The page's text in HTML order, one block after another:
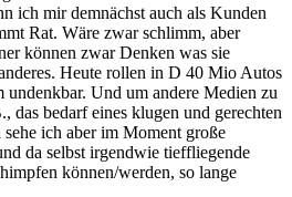
ich mir demnächst auch als Kunden
Rat. Wäre zwar schlimm, aber
können zwar Denken was sie
Heute rollen in D 40 Mio Autos
Und um andere Medien zu
das bedarf eines klugen und gerechten
ich aber im Moment große
da selbst irgendwie tieffliegende
können/werden, so lange